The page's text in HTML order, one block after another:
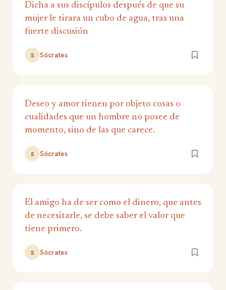
Dicha a sus discípulos después de que su
mujer le tirara un cubo de agua, tras una
fuerte discusión
S Sócrates
Deseo y amor tienen por objeto cosas o
cualidades que un hombre no posee de
momento, sino de las que carece.
S Sócrates
El amigo ha de ser como el dinero, que antes
de necesitarle, se debe saber el valor que
tiene primero.
S Sócrates